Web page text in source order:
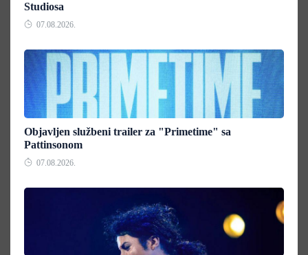
Studiosa
07.08.2026.
Objavljen službeni trailer za "Primetime" sa
Pattinsonom
07.08.2026.